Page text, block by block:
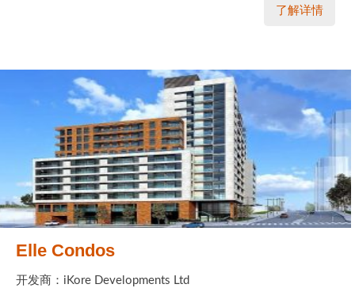
了解详情
Elle Condos
开发商：iKore Developments Ltd